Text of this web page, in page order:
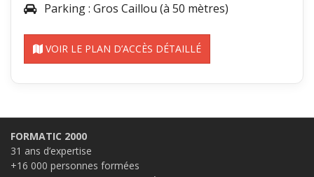
Parking : Gros Caillou (à 50 mètres)
VOIR LE PLAN D’ACCÈS DÉTAILLÉ
FORMATIC 2000
31 ans d’expertise
+16 000 personnes formées